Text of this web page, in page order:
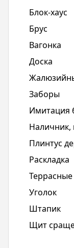
Блок-хаус
Брус
Вагонка
Доска
Заборы
Имитация
Плинтус
Раскладка
Террасные
Уголок
Штапик
Щит